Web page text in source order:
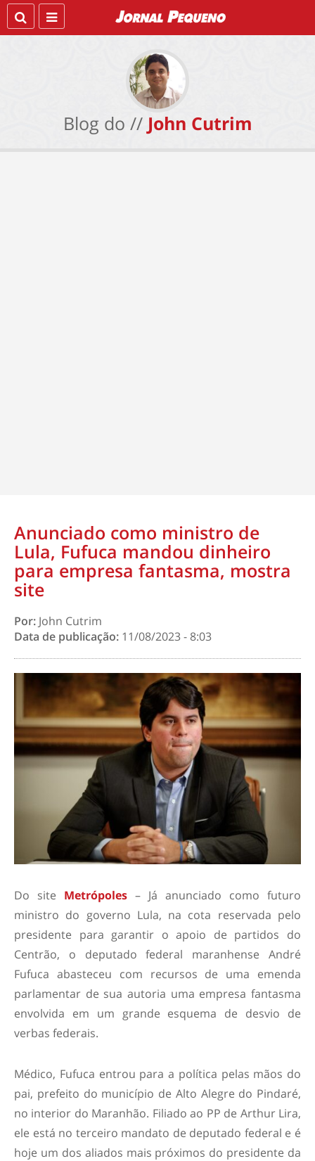
Blog do // John Cutrim
Anunciado como ministro de
Lula, Fufuca mandou dinheiro
para empresa fantasma, mostra
site
Por: John Cutrim
Data de publicação: 11/08/2023 - 8:03
Do site Metrópoles – Já anunciado como futuro
ministro do governo Lula, na cota reservada pelo
presidente para garantir o apoio de partidos do
Centrão, o deputado federal maranhense André
Fufuca abasteceu com recursos de uma emenda
parlamentar de sua autoria uma empresa fantasma
envolvida em um grande esquema de desvio de
verbas federais.
Médico, Fufuca entrou para a política pelas mãos do
pai, prefeito do município de Alto Alegre do Pindaré,
no interior do Maranhão. Filiado ao PP de Arthur Lira,
ele está no terceiro mandato de deputado federal e é
hoje um dos aliados mais próximos do presidente da